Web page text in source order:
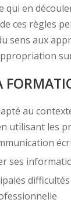
qui en
ces règles
sens aux
au
utilisant les
ses
difficultés